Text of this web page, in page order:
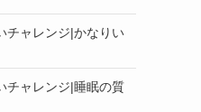
チャレンジ|かなりい
チャレンジ|睡眠の質